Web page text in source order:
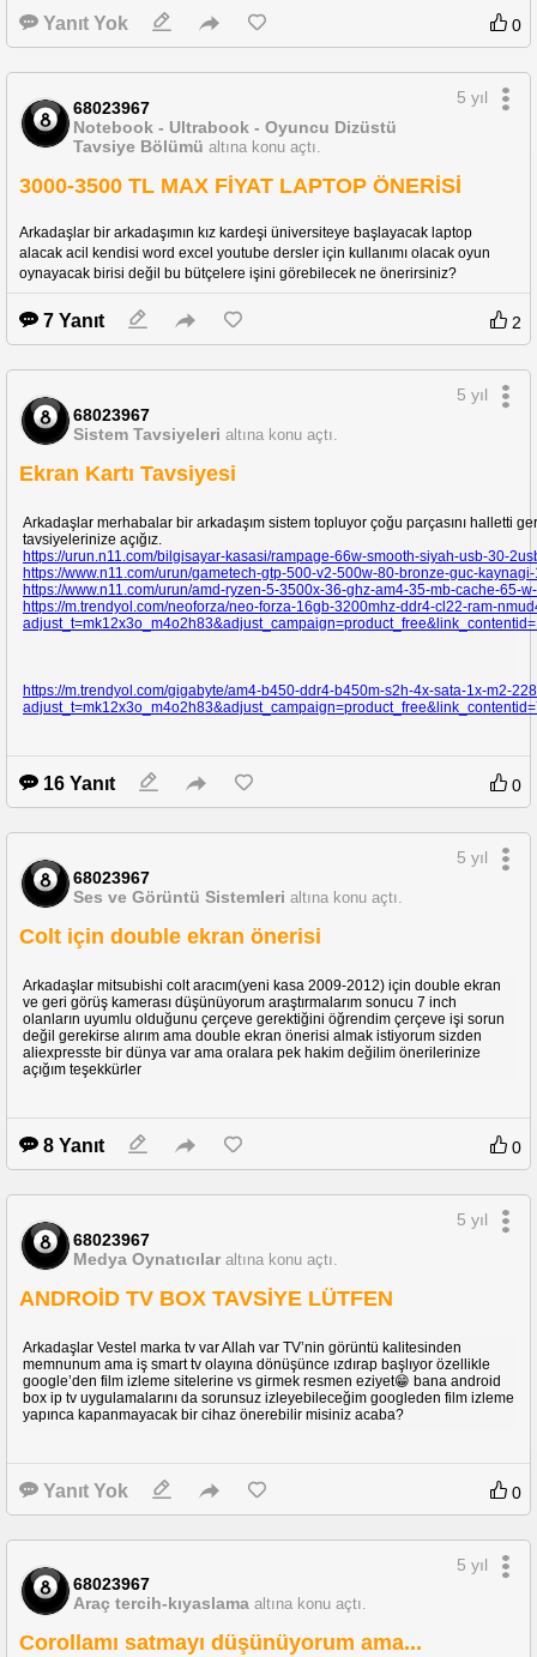
Yanıt Yok 0
68023967
Notebook - Ultrabook - Oyuncu Dizüstü
Tavsiye Bölümü altına konu açtı.
5 yıl
3000-3500 TL MAX FİYAT LAPTOP ÖNERİSİ
Arkadaşlar bir arkadaşımın kız kardeşi üniversiteye başlayacak laptop
alacak acil kendisi word excel youtube dersler için kullanımı olacak oyun
oynayacak birisi değil bu bütçelere işini görebilecek ne önerirsiniz?
7 Yanıt 2
68023967
Sistem Tavsiyeleri altına konu açtı.
5 yıl
Ekran Kartı Tavsiyesi
Arkadaşlar merhabalar bir arkadaşım sistem topluyor çoğu parçasını halletti
tavsiyelerinize açığız.
https://urun.n11.com/bilgisayar-kasasi/rampage-66w-smooth-siyah-usb-30-
https://www.n11.com/urun/gametech-gtp-500-v2-500w-80-bronze-guc-
https://www.n11.com/urun/amd-ryzen-5-3500x-36-ghz-am4-35-mb-cache-65-
https://m.trendyol.com/neoforza/neo-forza-16gb-3200mhz-ddr4-cl22-ram-
https://m.trendyol.com/gigabyte/am4-b450-ddr4-b450m-s2h-4x-sata-1x-m2-
16 Yanıt 0
68023967
Ses ve Görüntü Sistemleri altına konu açtı.
5 yıl
Colt için double ekran önerisi
Arkadaşlar mitsubishi colt aracım(yeni kasa 2009-2012) için double ekran
ve geri görüş kamerası düşünüyorum araştırmalarım sonucu 7 inch
olanların uyumlu olduğunu çerçeve gerektiğini öğrendim çerçeve işi sorun
değil gerekirse alırım ama double ekran önerisi almak istiyorum sizden
aliexpresste bir dünya var ama oralara pek hakim değilim önerilerinize
açığım teşekkürler
8 Yanıt 0
68023967
Medya Oynatıcılar altına konu açtı.
5 yıl
ANDROİD TV BOX TAVSİYE LÜTFEN
Arkadaşlar Vestel marka tv var Allah var TV’nin görüntü kalitesinden
memnunum ama iş smart tv olayına dönüşünce ızdırap başlıyor özellikle
google’den film izleme sitelerine vs girmek resmen eziyet😁 bana android
box ip tv uygulamalarını da sorunsuz izleyebileceğim googleden film izleme
yapınca kapanmayacak bir cihaz önerebilir misiniz acaba?
Yanıt Yok 0
68023967
Araç tercih-kıyaslama altına konu açtı.
5 yıl
Corollamı satmayı düşünüyorum ama...